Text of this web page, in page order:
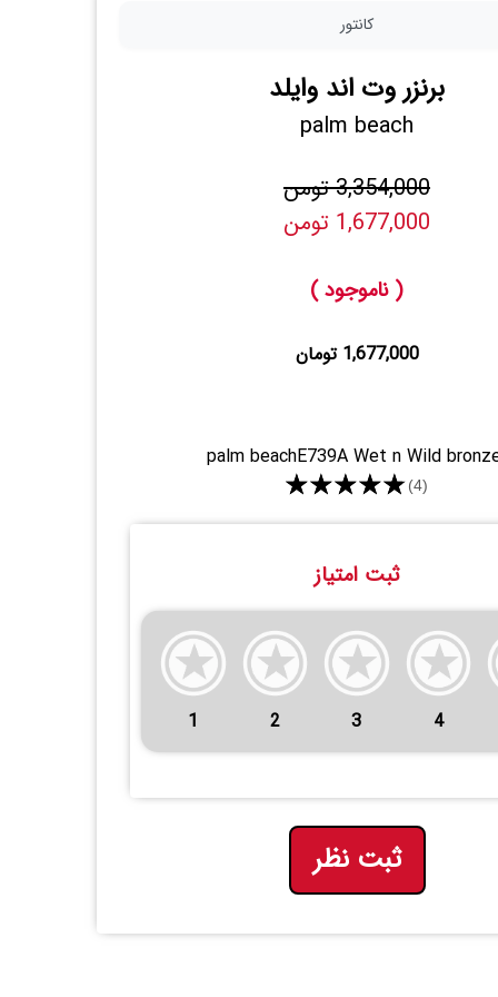
کانتور
برنزر وت اند وایلد
palm beach
3,354,000 تومن
1,677,000 تومن
( ناموجود )
1,677,000 تومان
palm beachE739A Wet n Wild
★★★★★(4)
ثبت امتیاز
1 2 3 4
ثبت نظر